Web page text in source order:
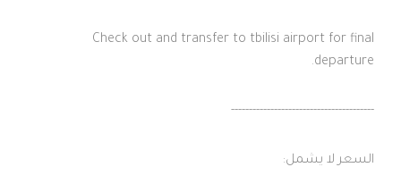
Check out and transfer to tbilisi airport for final
departure.
----------------------------------------
السعر لا يشمل: